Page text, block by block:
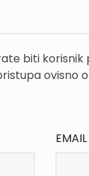
biti
ovisno
EMAIL